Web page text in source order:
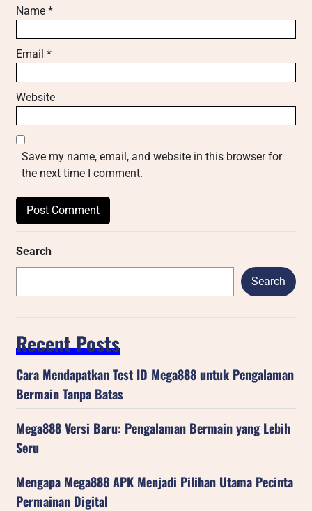
Name*
Email*
Website
Save my name, email, and website in this browser for
the next time I comment.
Search
Search
Recent Posts
Cara Mendapatkan Test ID Mega888 untuk Pengalaman
Bermain Tanpa Batas
Mega888 Versi Baru: Pengalaman Bermain yang Lebih
Seru
Mengapa Mega888 APK Menjadi Pilihan Utama Pecinta
Permainan Digital